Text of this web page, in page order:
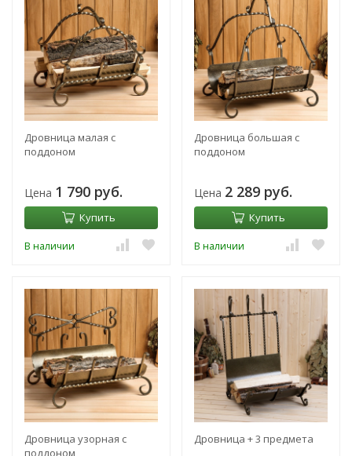
Дровница малая с
поддоном
Цена 1 790 руб.
Купить
В наличии
Дровница большая с
поддоном
Цена 2 289 руб.
Купить
В наличии
Дровница узорная с
поддоном
Дровница + 3 предмета